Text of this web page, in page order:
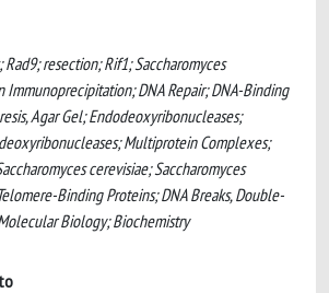
resection; Rif1; Saccharomyces
Immunoprecipitation; DNA Repair; DNA-Binding
Agar Gel; Endodeoxyribonucleases;
Multiprotein Complexes;
cerevisiae; Saccharomyces
Binding Proteins; DNA Breaks, Double-
Biology; Biochemistry